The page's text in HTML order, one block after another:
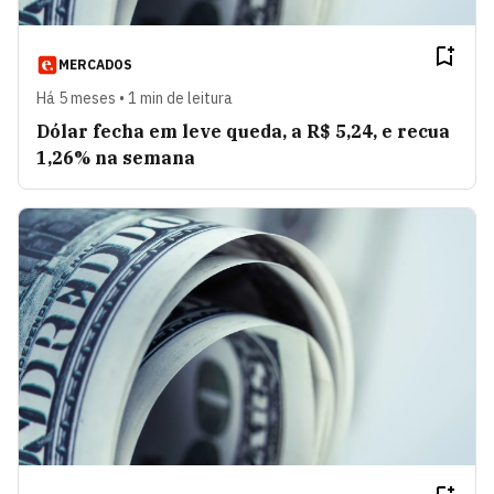
MERCADOS
Há 5 meses • 1 min de leitura
Dólar fecha em leve queda, a R$ 5,24, e recua
1,26% na semana